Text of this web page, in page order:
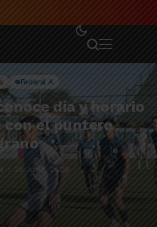
Federal A
día y horario
con el puntero
25 Junio, 2026